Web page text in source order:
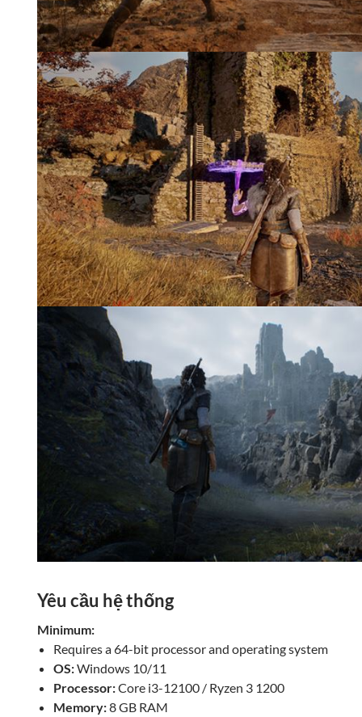
Yêu cầu hệ thống
Minimum:
Requires a 64-bit processor and operating system
OS:Windows 10/11
Processor:Core i3-12100 / Ryzen 3 1200
Memory:8 GB RAM